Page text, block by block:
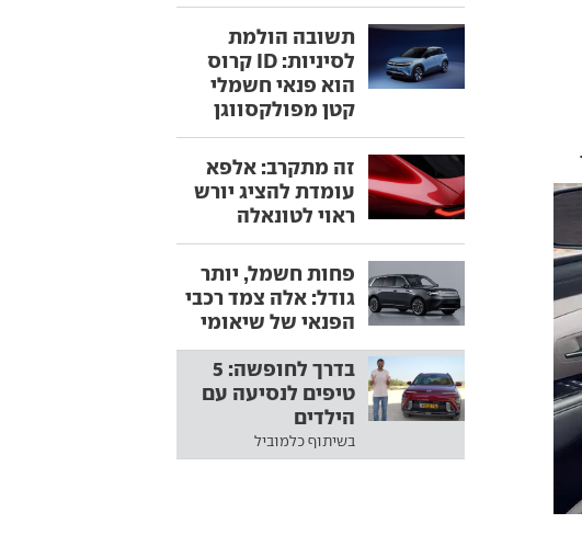
תשובה הולמת
לסיניות: ID קרוס
הוא פנאי חשמלי
קטן מפולקסווגן
זה מתקרב: אלפא
עומדת להציג יורש
ראוי לטונאלה
פחות חשמל, יותר
גודל: אלה צמד רכבי
הפנאי של שיאומי
בדרך לחופשה: 5
טיפים לנסיעה עם
הילדים
בשיתוף כלמוביל